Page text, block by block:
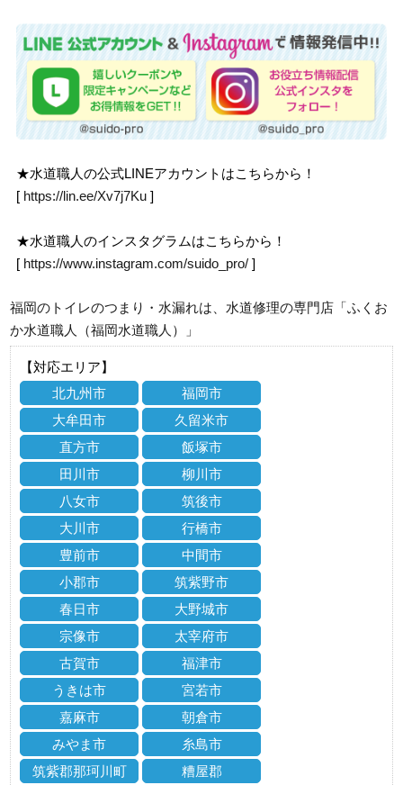
★水道職人の公式LINEアカウントはこちらから！
[ https://lin.ee/Xv7j7Ku ]
★水道職人のインスタグラムはこちらから！
[ https://www.instagram.com/suido_pro/ ]
福岡のトイレのつまり・水漏れは、水道修理の専門店「ふくお
か水道職人（福岡水道職人）」
【対応エリア】
北九州市
福岡市
大牟田市
久留米市
直方市
飯塚市
田川市
柳川市
八女市
筑後市
大川市
行橋市
豊前市
中間市
小郡市
筑紫野市
春日市
大野城市
宗像市
太宰府市
古賀市
福津市
うきは市
宮若市
嘉麻市
朝倉市
みやま市
糸島市
筑紫郡那珂川町
糟屋郡